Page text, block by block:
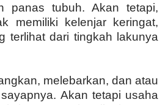
panas tubuh. Akan tetapi,
memiliki kelenjar keringat,
terlihat dari tingkah lakunya
melebarkan, dan atau
Akan tetapi usaha